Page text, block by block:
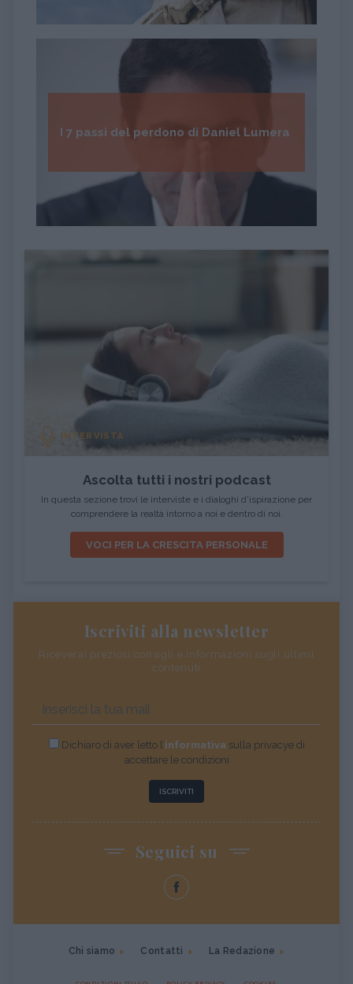
I 7 passi del perdono di Daniel Lumera
INTERVISTA
Ascolta tutti i nostri podcast
In questa sezione trovi le interviste e i dialoghi d'ispirazione per
comprendere la realtà intorno a noi e dentro di noi.
VOCI PER LA CRESCITA PERSONALE
Iscriviti alla newsletter
Riceverai preziosi consigli e informazioni sugli ultimi
contenuti
Dichiaro di aver letto l’informativasulla privacye di
accettare le condizioni
ISCRIVITI
Seguici su
Chi siamo Contatti La Redazione